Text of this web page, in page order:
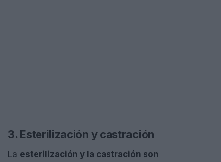
3. Esterilización y castración
La esterilización y la castración son